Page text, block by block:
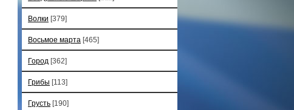
Волки [379]
Восьмое марта [465]
Город [362]
Грибы [113]
Грусть [190]